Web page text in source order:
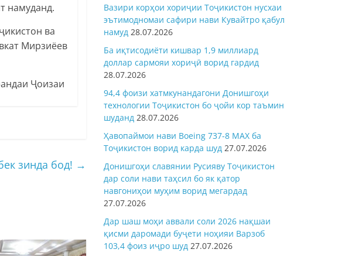
намуданд.
ва
Мирзиёев
Ҷоизаи
зинда бод! →
Вазири корҳои хориҷии Тоҷикистон нусхаи
эътимодномаи сафири нави Кувайтро қабул
намуд 28.07.2026
Ба иқтисодиёти кишвар 1,9 миллиард
доллар сармояи хориҷӣ ворид гардид
28.07.2026
94,4 фоизи хатмкунандагони Донишгоҳи
технологии Тоҷикистон бо ҷойи кор таъмин
шуданд 28.07.2026
Ҳавопаймои нави Boeing 737-8 MAX ба
Тоҷикистон ворид карда шуд 27.07.2026
Донишгоҳи славянии Русияву Тоҷикистон
дар соли нави таҳсил бо як қатор
навгониҳои муҳим ворид мегардад
27.07.2026
Дар шаш моҳи аввали соли 2026 нақшаи
қисми даромади буҷети ноҳияи Варзоб
103,4 фоиз иҷро шуд 27.07.2026